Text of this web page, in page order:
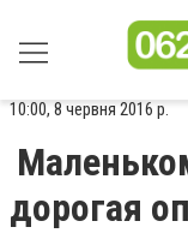
10:00, 8 червня 2016 р.
дорогая